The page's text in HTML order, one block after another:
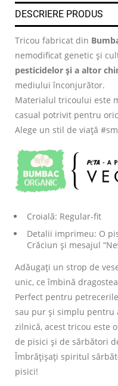
DESCRIERE PRODUS
Tricou fabricat din
nemodificat genetic și
pesticidelor și a altor
mediului înconjurător.
Materialul tricoului este
casual potrivit pentru
Alege un stil de viață
Croială: Regular-fit
Detalii imprimeu: O
Crăciun și mesajul
Adăugați un strop de
unic, ce îmbină
Perfect pentru
sau pur și simplu pentru
zilnică, acest tricou este
de pisici și de sărbători
Îmbrățișați spiritul
pisici!